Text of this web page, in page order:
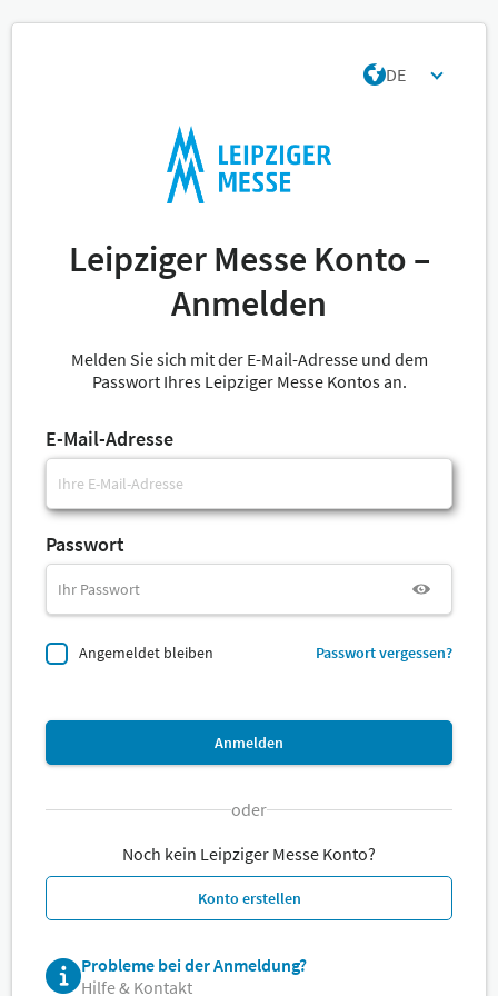
DE
Leipziger Messe Konto –
Anmelden
Melden Sie sich mit der E-Mail-Adresse und dem
Passwort Ihres Leipziger Messe Kontos an.
E-Mail-Adresse
Passwort
Angemeldet bleiben Passwort vergessen?
Anmelden
oder
Noch kein Leipziger Messe Konto?
Konto erstellen
Probleme bei der Anmeldung?
Hilfe & Kontakt